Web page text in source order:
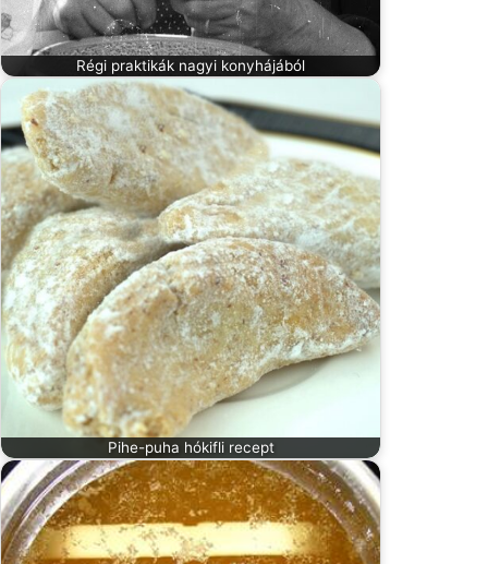
Régi praktikák nagyi konyhájából
Pihe-puha hókifli recept